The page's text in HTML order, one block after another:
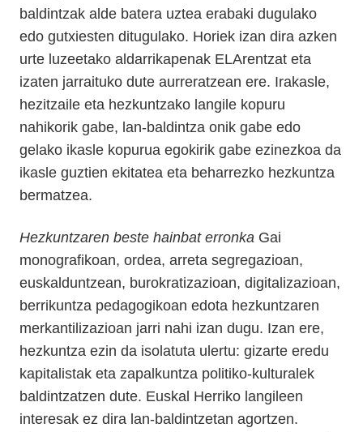
baldintzak alde batera uztea erabaki dugulako
edo gutxiesten ditugulako. Horiek izan dira azken
urte luzeetako aldarrikapenak ELArentzat eta
izaten jarraituko dute aurreratzean ere. Irakasle,
hezitzaile eta hezkuntzako langile kopuru
nahikorik gabe, lan-baldintza onik gabe edo
gelako ikasle kopurua egokirik gabe ezinezkoa da
ikasle guztien ekitatea eta beharrezko hezkuntza
bermatzea.
Hezkuntzaren beste hainbat erronka Gai
monografikoan, ordea, arreta segregazioan,
euskalduntzean, burokratizazioan, digitalizazioan,
berrikuntza pedagogikoan edota hezkuntzaren
merkantilizazioan jarri nahi izan dugu. Izan ere,
hezkuntza ezin da isolatuta ulertu: gizarte eredu
kapitalistak eta zapalkuntza politiko-kulturalek
baldintzatzen dute. Euskal Herriko langileen
interesak ez dira lan-baldintzetan agortzen.